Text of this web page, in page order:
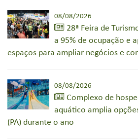
08/08/2026
28ª Feira de
a 95% de ocupação e
espaços para ampliar negócios e
08/08/2026
Complexo de
aquático amplia
(PA) durante o ano